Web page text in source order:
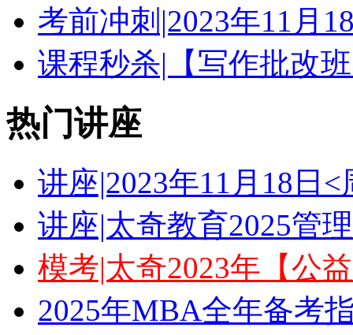
考前冲刺|2023年11月
课程秒杀|【写作批改
热门讲座
讲座|2023年11月18日
讲座|太奇教育2025管
模考|太奇2023年【公
2025年MBA全年备考